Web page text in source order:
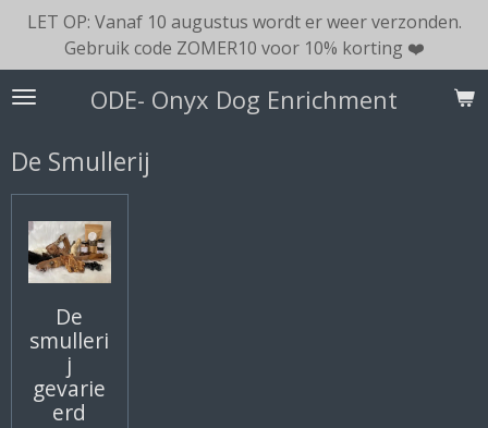
Ga
naar
de
ODE- Onyx Dog Enrichment
LET OP: Vanaf 10 augustus wordt er weer verzonden.
Gebruik code ZOMER10 voor 10% korting ❤️
De Smullerij
De
smulleri
j
gevarie
erd